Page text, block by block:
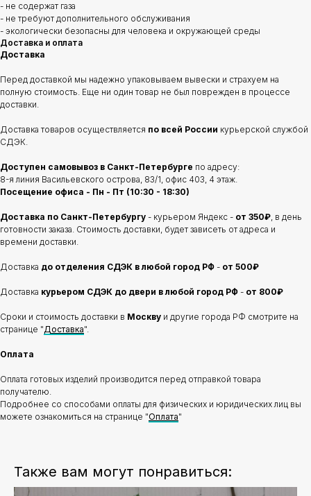
- не содержат газа
- не требуют дополнительного обслуживания
- экологически безопасны для человека и окружающей среды
Доставка и оплата
Доставка
Перед доставкой мы надежно упаковываем вывески и страхуем на
полную стоимость. Еще ни один товар не был поврежден в процессе
доставки.
Доставка товаров осуществляется по всей России курьерской службой
СДЭК.
Доступен самовывоз в Санкт-Петербурге по адресу:
8-я линия Васильевского острова, 83/1, офис 403, 4 этаж.
Посещение офиса - Пн - Пт (10:30 - 18:30)
Доставка по Санкт-Петербургу - курьером Яндекс - от 350₽, в день
готовности заказа. Стоимость доставки, будет зависеть от адреса и
времени доставки.
Доставка до отделения СДЭК в любой город РФ - от 500₽
Доставка курьером СДЭК до двери в любой город РФ - от 800₽
Сроки и стоимость доставки в Москву и другие города РФ смотрите на
странице "Доставка".
Оплата
Оплата готовых изделий производится перед отправкой товара
получателю.
Подробнее со способами оплаты для физических и юридических лиц вы
можете ознакомиться на странице "Оплата"
Также вам могут понравиться: